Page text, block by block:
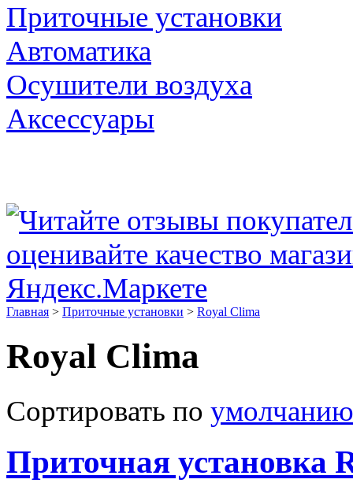
Приточные установки
Автоматика
Осушители воздуха
Аксессуары
Главная > Приточные установки > Royal Clima
Royal Clima
Сортировать по умолчанию
Приточная установка